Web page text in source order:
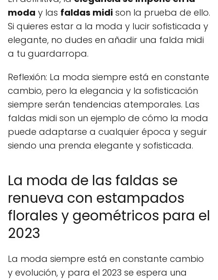
moda y las faldas midi son la prueba de ello.
Si quieres estar a la moda y lucir sofisticada y
elegante, no dudes en añadir una falda midi
a tu guardarropa.
Reflexión: La moda siempre está en constante
cambio, pero la elegancia y la sofisticación
siempre serán tendencias atemporales. Las
faldas midi son un ejemplo de cómo la moda
puede adaptarse a cualquier época y seguir
siendo una prenda elegante y sofisticada.
La moda de las faldas se
renueva con estampados
florales y geométricos para el
2023
La moda siempre está en constante cambio
y evolución, y para el 2023 se espera una